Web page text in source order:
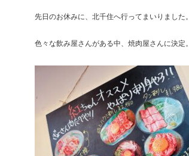
先日のお休みに、北千住へ行ってまいりました。
色々な飲み屋さんがある中、焼肉屋さんに決定。